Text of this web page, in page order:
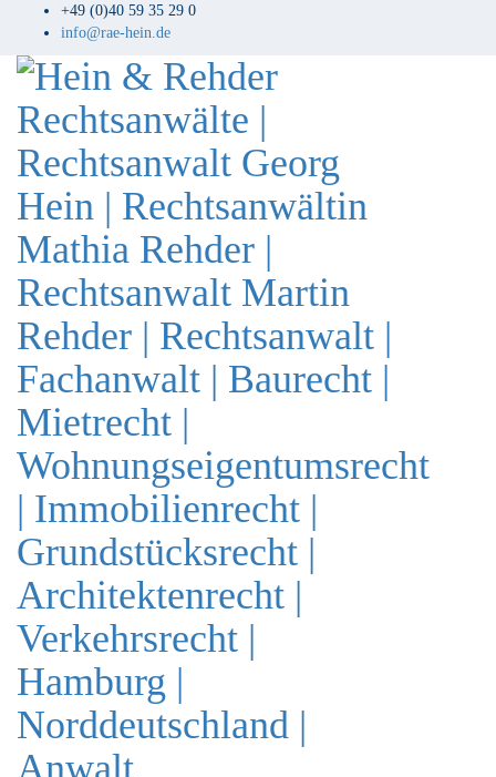
+49 (0)40 59 35 29 0
info@rae-hein.de